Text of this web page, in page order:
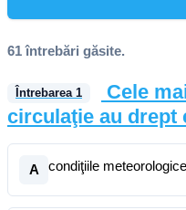
61 întrebări găsite.
Întrebarea 1
Cele
circulaţie au drept
A condiţiile